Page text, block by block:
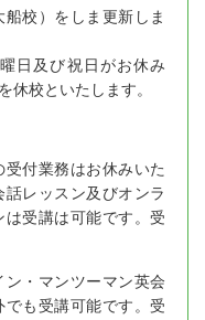
校）をしま更新しま
日及び祝日がお休み
休校といたします。
付業務はお休みいた
レッスン及びオンラ
受講は可能です。受
・マンツーマン英会
も受講可能です。受